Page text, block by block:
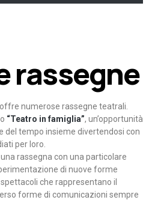
rassegne
offre numerose rassegne teatrali.
“Teatro in famiglia”, un’opportunità
del tempo insieme divertendosi con
per loro.
rassegna con una particolare
di nuove forme
che rappresentano il
forme di comunicazioni sempre